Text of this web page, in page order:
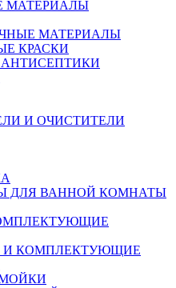
МАТЕРИАЛЫ
МАТЕРИАЛЫ
КРАСКИ
И ОЧИСТИТЕЛИ
ДЛЯ ВАННОЙ КОМНАТЫ
И КОМПЛЕКТУЮЩИЕ